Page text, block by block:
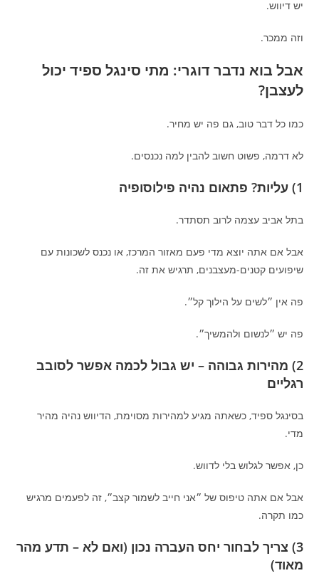
יש דיווש.
וזה ממכר.
אבל בוא נדבר דוגרי: מתי סינגל ספיד יכול
לעצבן?
כמו כל דבר טוב, גם פה יש מחיר.
לא דרמה, פשוט חשוב להבין למה נכנסים.
1) עליות? פתאום נהיה פילוסופיה
בתל אביב עצמה לרוב תסתדר.
אבל אם אתה יוצא מדי פעם מאזור המרכז, או נכנס לשכונות עם
שיפועים קטנים-מעצבנים, תרגיש את זה.
פה אין ״לשים על הילוך קל״.
פה יש ״לנשום ולהמשיך״.
2) מהירות גבוהה – יש גבול לכמה אפשר לסובב
רגליים
בסינגל ספיד, כשאתה מגיע למהירות מסוימת, הדיווש נהיה מהיר
מדי.
כן, אפשר לגלוש בלי לדווש.
אבל אם אתה טיפוס של ״אני חייב לשמור קצב״, זה לפעמים מרגיש
כמו תקרה.
3) צריך לבחור יחס העברה נכון (ואם לא – תדע מהר
מאוד)